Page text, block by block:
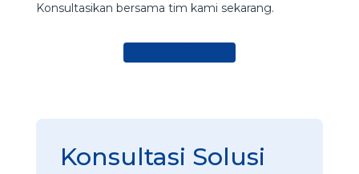
Konsultasikan bersama tim kami sekarang.
Konsultasi Solusi